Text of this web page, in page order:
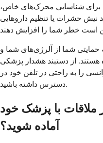
شناسایی محرک‌های خاص،
نیش حشرات یا تنظیم داروهایی
شما از آلرژی‌های شما و
از دستبند هشدار پزشکی
را به راحتی در تلفن خود در
دسترس داشته باشید.
ملاقات با پزشک خود
آماده شوید؟